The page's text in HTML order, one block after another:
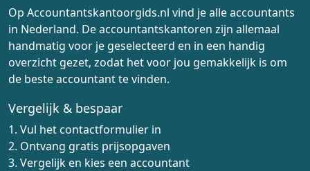
Op Accountantskantoorgids.nl vind je alle accountants
in Nederland. De accountantskantoren zijn allemaal
handmatig voor je geselecteerd en in een handig
overzicht gezet, zodat het voor jou gemakkelijk is om
de beste accountant te vinden.
Vergelijk & bespaar
1. Vul het contactformulier in
2. Ontvang gratis prijsopgaven
3. Vergelijk en kies een accountant